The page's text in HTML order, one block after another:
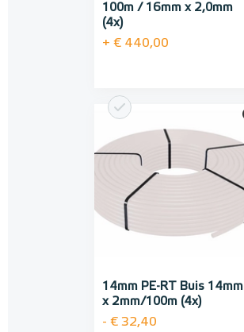
100m / 16mm x 2,0mm
(4x)
+ € 440,00
14mm PE-RT Buis 14mm
x 2mm/100m (4x)
- € 32,40